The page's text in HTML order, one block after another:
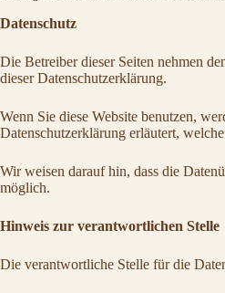
Datenschutz
Die Betreiber dieser Seiten nehmen
dieser Datenschutzerklärung.
Wenn Sie diese Website benutzen,
Datenschutzerklärung erläutert,
Wir weisen darauf hin, dass die
möglich.
Hinweis zur verantwortlichen Stelle
Die verantwortliche Stelle für die